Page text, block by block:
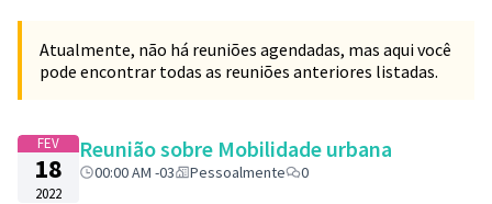
Atualmente, não há reuniões agendadas, mas aqui você
pode encontrar todas as reuniões anteriores listadas.
FEV
18
2022
Reunião sobre Mobilidade urbana
00:00 AM -03 Pessoalmente 0